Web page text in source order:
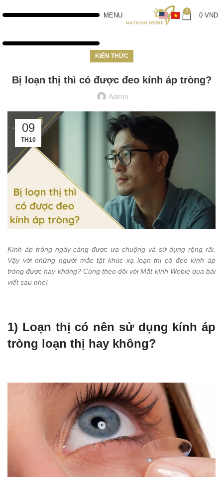
MENU
0
0 VND
KIẾN THỨC
Bị loạn thị thì có được đeo kính áp tròng?
Admin
09
TH10
Kính áp tròng ngày càng được ưa chuộng và sử dụng rộng rãi.
Vậy với những người mắc tật khúc xạ loạn thị có đeo kính áp
tròng được hay không? Cùng theo dõi với Mắt kính Webie qua bài
viết sau nhé!
1) Loạn thị có nên sử dụng kính áp
tròng loạn thị hay không?